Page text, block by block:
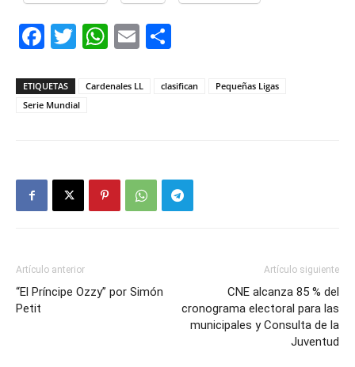
Facebook
Twitter
WhatsApp
Email
ETIQUETAS Cardenales LL clasifican
Pequeñas Ligas
Serie Mundial
Artículo anterior
“El Príncipe Ozzy” por Simón
Petit
Artículo siguiente
CNE alcanza 85 % del
cronograma electoral para las
municipales y Consulta de la
Juventud